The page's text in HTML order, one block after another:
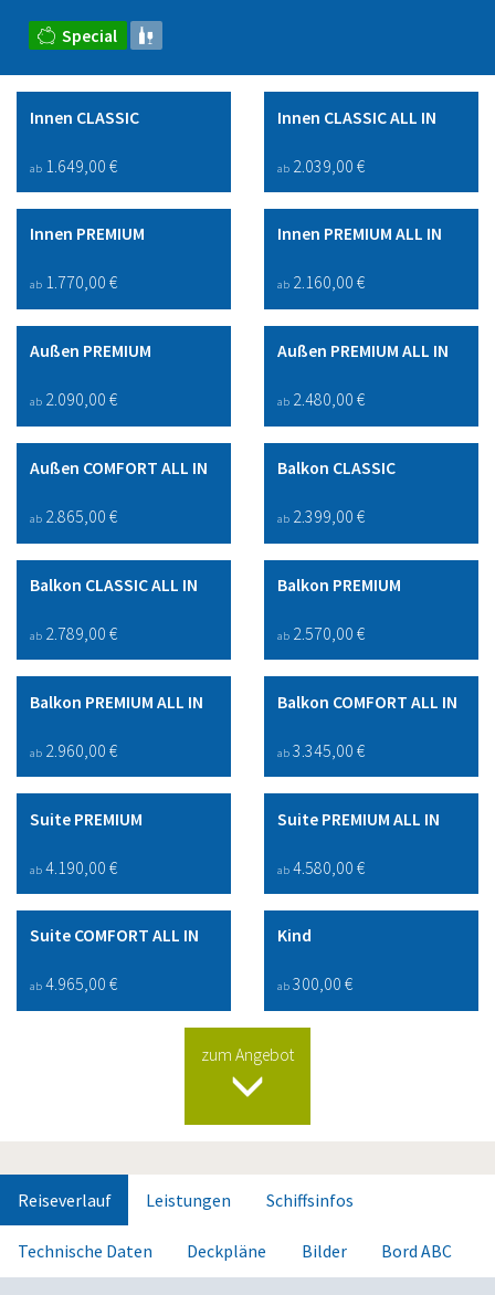
Special
Innen CLASSIC
ab 1.649,00 €
Innen CLASSIC ALL IN
ab 2.039,00 €
Innen PREMIUM
ab 1.770,00 €
Innen PREMIUM ALL IN
ab 2.160,00 €
Außen PREMIUM
ab 2.090,00 €
Außen PREMIUM ALL IN
ab 2.480,00 €
Außen COMFORT ALL IN
ab 2.865,00 €
Balkon CLASSIC
ab 2.399,00 €
Balkon CLASSIC ALL IN
ab 2.789,00 €
Balkon PREMIUM
ab 2.570,00 €
Balkon PREMIUM ALL IN
ab 2.960,00 €
Balkon COMFORT ALL IN
ab 3.345,00 €
Suite PREMIUM
ab 4.190,00 €
Suite PREMIUM ALL IN
ab 4.580,00 €
Suite COMFORT ALL IN
ab 4.965,00 €
Kind
ab 300,00 €
zum Angebot
Reiseverlauf Leistungen Schiffsinfos
Technische Daten Deckpläne Bilder Bord ABC